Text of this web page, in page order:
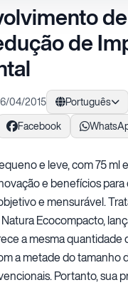
de
04/2015
Português
Facebook
e leve, com 75 ml
e benefícios
e mensurável.
Ecocompacto,
a mesma quantidade
a metade do tamanho
Portanto, sua